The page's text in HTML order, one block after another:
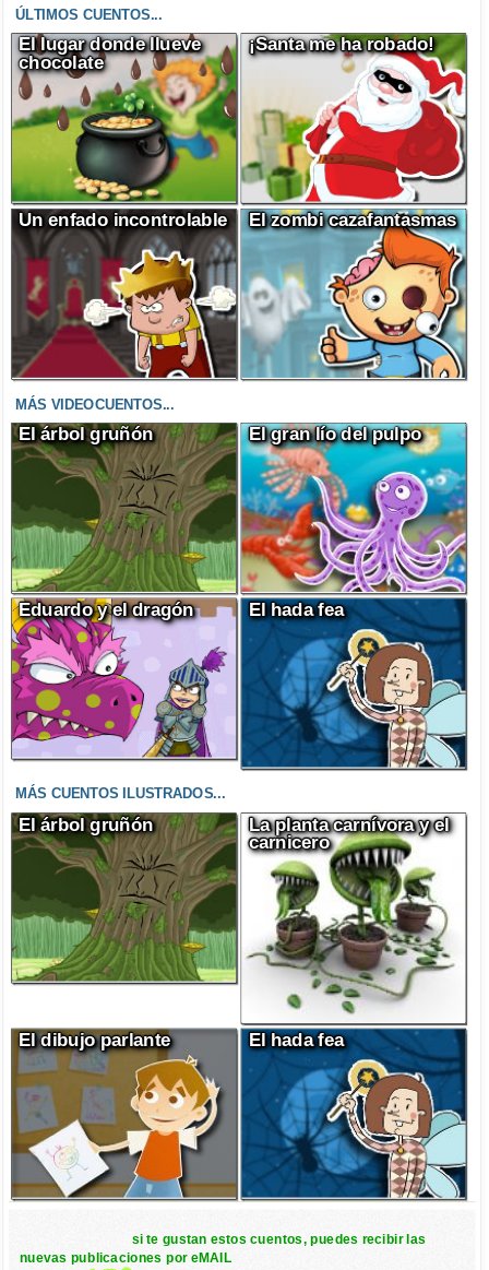
ÚLTIMOS CUENTOS...
El lugar donde llueve
chocolate
¡Santa me ha robado!
Un enfado incontrolable El zombi cazafantasmas
MÁS VIDEOCUENTOS...
El árbol gruñón El gran lío del pulpo
Eduardo y el dragón El hada fea
MÁS CUENTOS ILUSTRADOS...
El árbol gruñón
La planta carnívora y el
carnicero
El dibujo parlante El hada fea
si te gustan estos cuentos, puedes recibir las
nuevas publicaciones por eMAIL